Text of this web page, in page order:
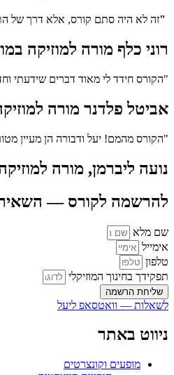
"זה לא היה סתם קורס, אלא דרך של התפתחות
רוני כלף מורה למוזיקה
"הקורס חידד לי מאוד דברים שידעתי
אביטל פלדנר מורה
"הקורס מהמם! יעל ודבורה הן מעיין
נועה ליברמן, מורה
להרשמה לקורס —
שם מלא
אימייל
טלפון
תפקידך בחינוך המוזיקלי
שליחת הרשמה
לשאלות — וואטסאפ ליעל
ניווט באתר
מופעים וקונצרטים